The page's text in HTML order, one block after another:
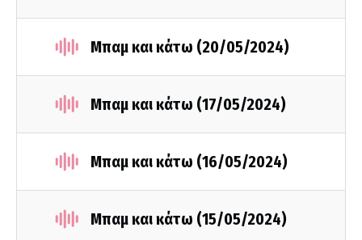
Μπαμ και κάτω (20/05/2024)
Μπαμ και κάτω (17/05/2024)
Μπαμ και κάτω (16/05/2024)
Μπαμ και κάτω (15/05/2024)